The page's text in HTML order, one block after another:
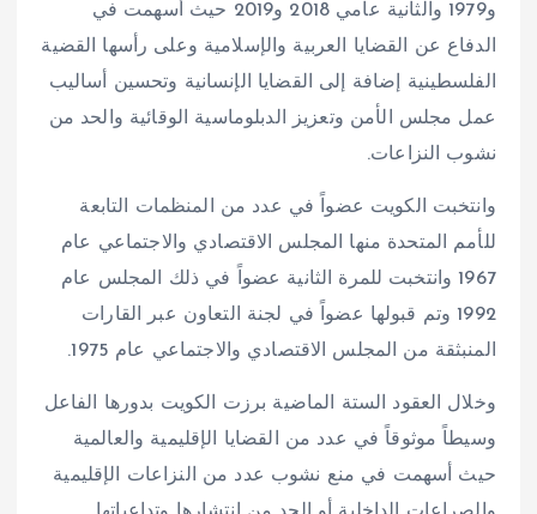
و1979 والثانية عامي 2018 و2019 حيث أسهمت في
الدفاع عن القضايا العربية والإسلامية وعلى رأسها القضية
الفلسطينية إضافة إلى القضايا الإنسانية وتحسين أساليب
عمل مجلس الأمن وتعزيز الدبلوماسية الوقائية والحد من
نشوب النزاعات.
وانتخبت الكويت عضواً في عدد من المنظمات التابعة
للأمم المتحدة منها المجلس الاقتصادي والاجتماعي عام
1967 وانتخبت للمرة الثانية عضواً في ذلك المجلس عام
1992 وتم قبولها عضواً في لجنة التعاون عبر القارات
المنبثقة من المجلس الاقتصادي والاجتماعي عام 1975.
وخلال العقود الستة الماضية برزت الكويت بدورها الفاعل
وسيطاً موثوقاً في عدد من القضايا الإقليمية والعالمية
حيث أسهمت في منع نشوب عدد من النزاعات الإقليمية